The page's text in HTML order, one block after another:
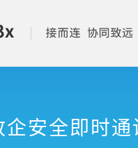
企安全即时通